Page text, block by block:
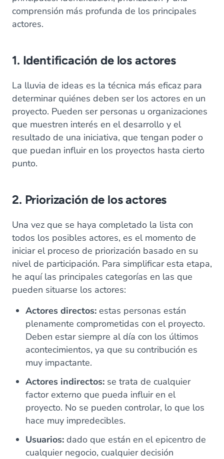
comprensión más profunda de los principales
actores.
1. Identificación de los actores
La lluvia de ideas es la técnica más eficaz para
determinar quiénes deben ser los actores en un
proyecto. Pueden ser personas u organizaciones
que muestren interés en el desarrollo y el
resultado de una iniciativa, que tengan poder o
que puedan influir en los proyectos hasta cierto
punto.
2. Priorización de los actores
Una vez que se haya completado la lista con
todos los posibles actores, es el momento de
iniciar el proceso de priorización basado en su
nivel de participación. Para simplificar esta etapa,
he aquí las principales categorías en las que
pueden situarse los actores:
Actores directos: estas personas están
plenamente comprometidas con el proyecto.
Deben estar siempre al día con los últimos
acontecimientos, ya que su contribución es
muy impactante.
Actores indirectos: se trata de cualquier
factor externo que pueda influir en el
proyecto. No se pueden controlar, lo que los
hace muy impredecibles.
Usuarios: dado que están en el epicentro de
cualquier negocio, cualquier decisión